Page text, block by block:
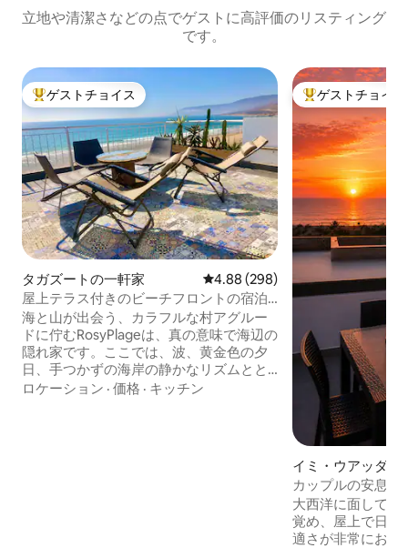
立地や清潔さなどの点でゲストに高評価のリスティング
です。
大好評のゲストチョイスです。
ゲストチョイス
タガズートの一軒家 レビュー298件、5つ星中4.88つ
4.88 (298)
屋上テラス付きのビーチフロントの宿泊
先
海と山が出会う、カラフルな村アグルー
ドに佇むRosyPlageは、真の意味で海辺の
隠れ家です。ここでは、波、黄金色の夕
日、手つかずの海岸の静かなリズムとと
もに、暮らしが流れていきます。各フロ
ロケーション · 価格 · キッチン
大好評のゲスト
ゲストチョイス
イミ・ウアッダル
ン・アパート
カップルの安息の
Wi-Fi（200Mb/s
大西洋に面してコ
覚め、屋上で日光
適さが非常にお得